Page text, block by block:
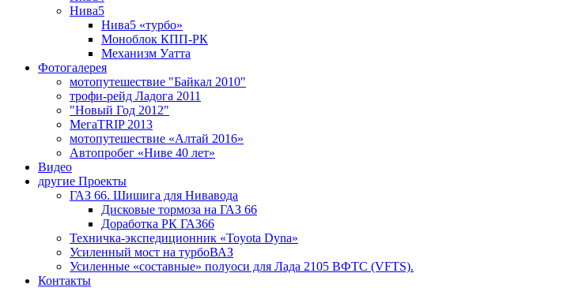
Нива5
Нива5 «турбо»
Моноблок КПП-РК
Механизм Уатта
Фотогалерея
мотопутешествие "Байкал 2010"
трофи-рейд Ладога 2011
"Новый Год 2012"
МегаTRIP 2013
мотопутешествие «Алтай 2016»
Автопробег «Ниве 40 лет»
Видео
другие Проекты
ГАЗ 66. Шишига для Нивавода
Дисковые тормоза на ГАЗ 66
Доработка РК ГАЗ66
Техничка-экспедиционник «Toyota Dyna»
Усиленный мост на турбоВАЗ
Усиленные «составные» полуоси для Лада 2105 ВФТС (VFTS).
Контакты